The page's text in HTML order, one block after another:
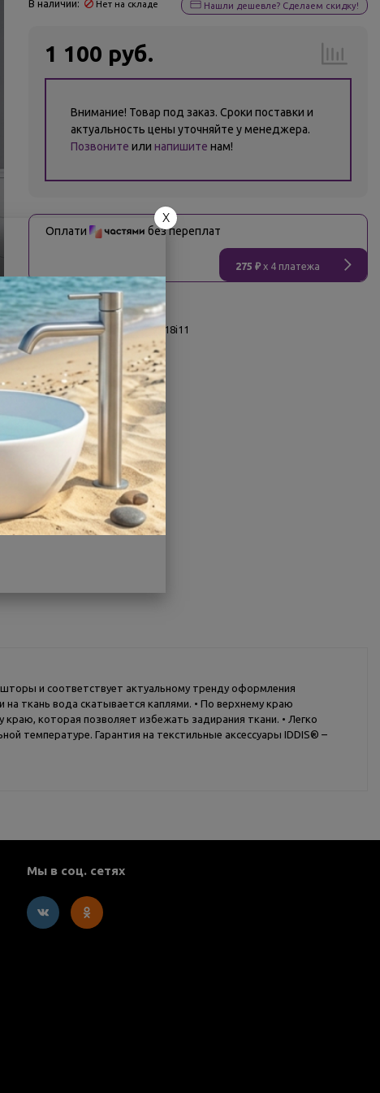
В наличии: Нет на складе Нашли дешевле? Сделаем скидку!
1 100 руб.
Внимание! Товар под заказ. Сроки поставки и
актуальность цены уточняйте у менеджера.
Позвоните или напишите нам!
Оплати без переплат
275 ₽x 4 платежа
О товаре
Заводской артикул:
DW01P18i11
Производитель:
Iddis
Гарантия:
1 год
Страна: Россия
Другие характеристики
Поделиться
и соответствует актуальному тренду оформления
ткань вода скатывается каплями. • По верхнему краю
которая позволяет избежать задирания ткани. • Легко
температуре. Гарантия на текстильные аксессуары IDDIS® –
Мы в соц. сетях
X